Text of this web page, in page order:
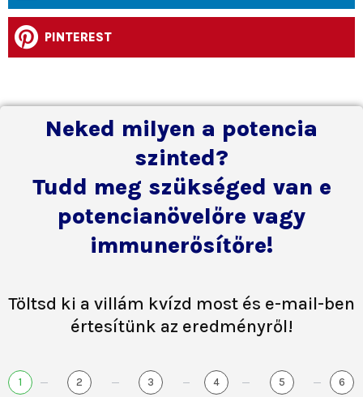
PINTEREST
Neked milyen a potencia
szinted?
Tudd meg szükséged van e
potencianövelőre vagy
immunerősítőre!
Töltsd ki a villám kvízd most és e-mail-ben
értesítünk az eredményről!
1 2 3 4 5 6